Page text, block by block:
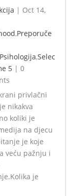
| Oct 14,
,Preporuče
Psihologija,Selec
5 | 0
privlačni
nikakva
koliki je
na djecu
je koje
veću pažnju i
je